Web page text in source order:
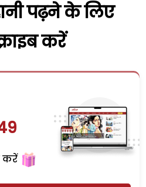
पढ़ने के लिए
करें
करें